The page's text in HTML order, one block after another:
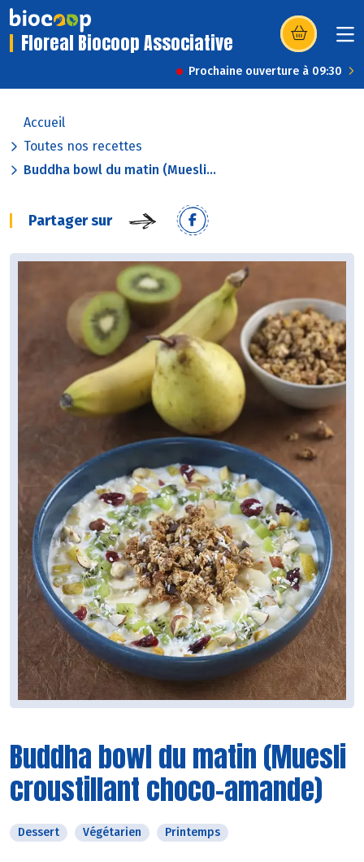
Floreal Biocoop Associative (s’ouvre dans
Prochaine ouverture à 09:30
Accueil
Toutes nos recettes
Buddha bowl du matin (Muesli...
Partager sur
Buddha bowl du matin (Muesli
croustillant choco-amande)
Dessert Végétarien Printemps